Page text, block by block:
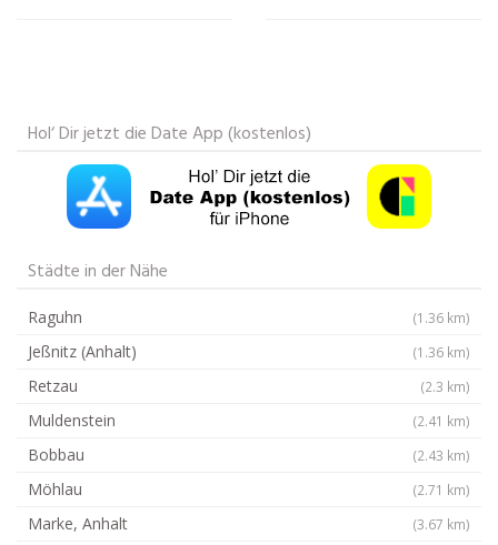
Hol‘ Dir jetzt die Date App (kostenlos)
Städte in der Nähe
Raguhn (1.36 km)
Jeßnitz (Anhalt) (1.36 km)
Retzau (2.3 km)
Muldenstein (2.41 km)
Bobbau (2.43 km)
Möhlau (2.71 km)
Marke, Anhalt (3.67 km)